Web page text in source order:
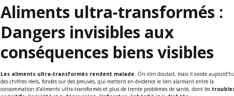
Aliments ultra-transformés :
Dangers invisibles aux
conséquences biens visibles
Les aliments ultra-transformés rendent malade. On s’en doutait, mais il existe
des chiffres réels, fondés sur des preuves, qui mettent en évidence le lien alarmant entre la
consommation d’aliments ultra-transformés et plus de trente problèmes de santé, dont les